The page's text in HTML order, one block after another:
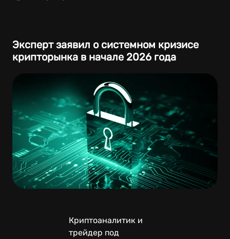
Эксперт заявил о системном кризисе
крипторынка в начале 2026 года
Криптоаналитик и
трейдер под